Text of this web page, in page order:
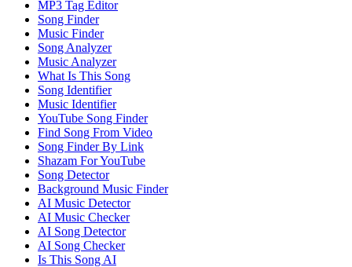
MP3 Tag Editor
Song Finder
Music Finder
Song Analyzer
Music Analyzer
What Is This Song
Song Identifier
Music Identifier
YouTube Song Finder
Find Song From Video
Song Finder By Link
Shazam For YouTube
Song Detector
Background Music Finder
AI Music Detector
AI Music Checker
AI Song Detector
AI Song Checker
Is This Song AI